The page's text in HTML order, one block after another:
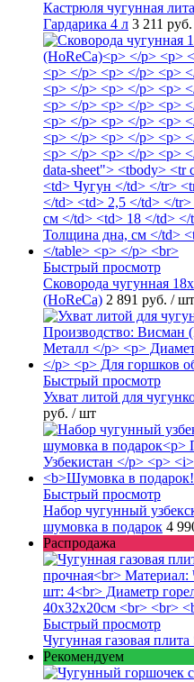
Кастрюля чугунная
Гардарика 4 л 3 211 руб.
Быстрый просмотр
Сковорода чугунная
(HoReCa) 2 891 руб. / шт
Быстрый просмотр
Ухват литой для
руб. / шт
Быстрый просмотр
Набор чугунный
шумовка в подарок 4
Распродажа
Быстрый просмотр
Чугунная газовая
Рекомендуем